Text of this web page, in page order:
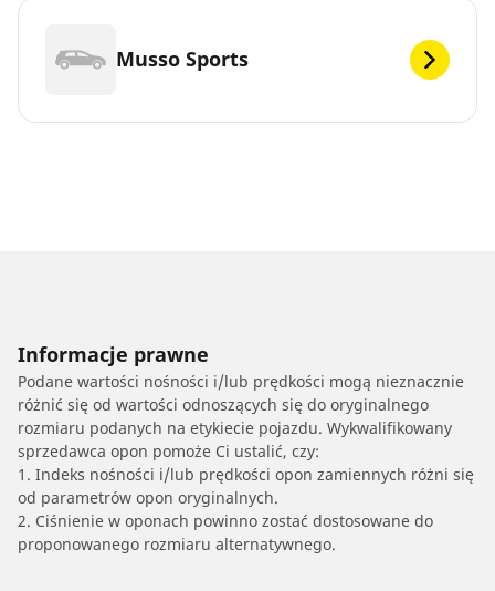
Musso Sports
Informacje prawne
Podane wartości nośności i/lub prędkości mogą nieznacznie
różnić się od wartości odnoszących się do oryginalnego
rozmiaru podanych na etykiecie pojazdu. Wykwalifikowany
sprzedawca opon pomoże Ci ustalić, czy:
1. Indeks nośności i/lub prędkości opon zamiennych różni się
od parametrów opon oryginalnych.
2. Ciśnienie w oponach powinno zostać dostosowane do
proponowanego rozmiaru alternatywnego.